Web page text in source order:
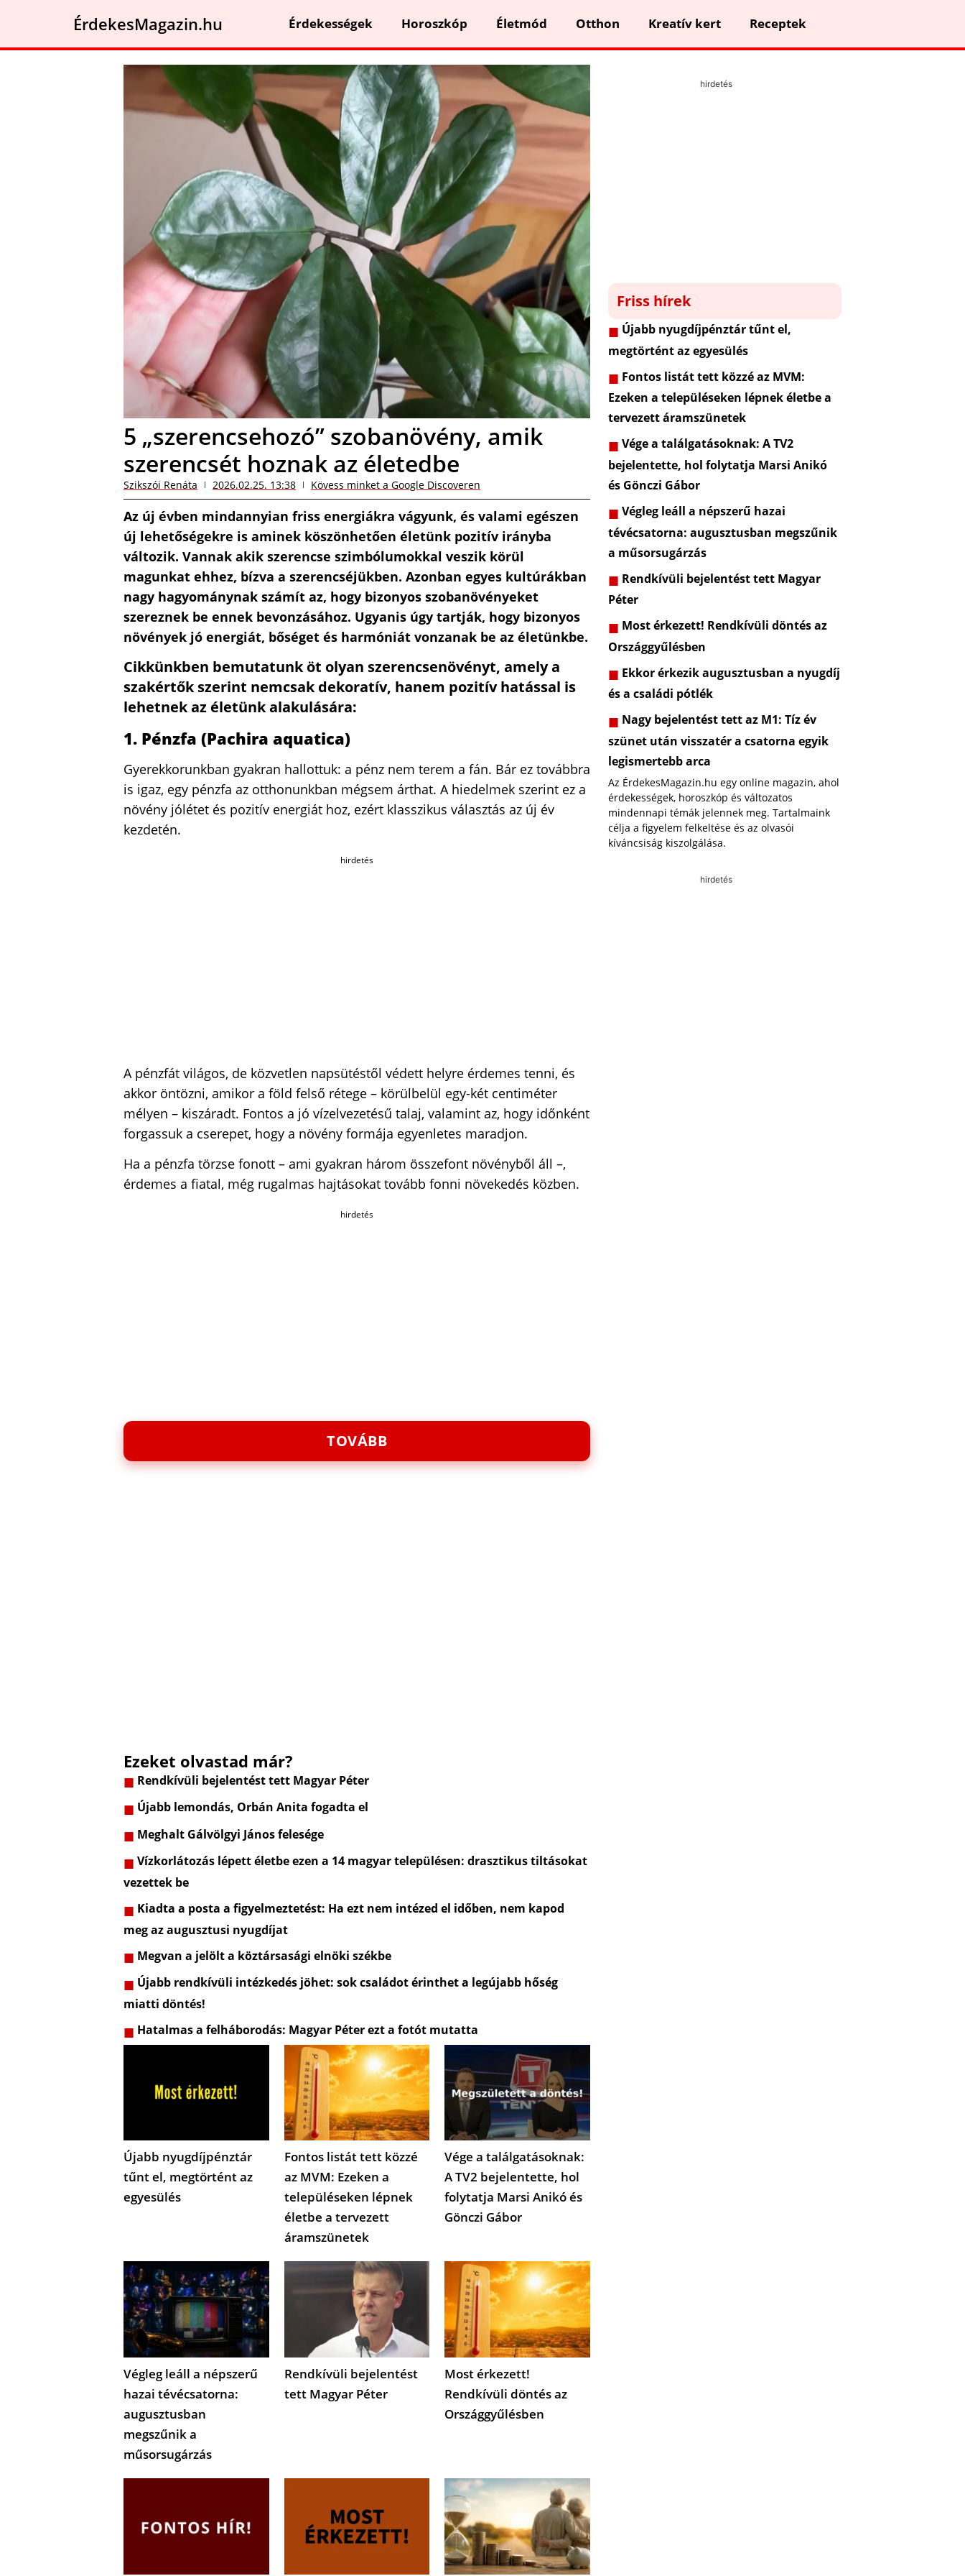
ÉrdekesMagazin.hu Érdekességek Horoszkóp Életmód Otthon Kreatív kert Receptek
5 „szerencsehozó” szobanövény, amik
szerencsét hoznak az életedbe
Szikszói Renáta 2026.02.25. 13:38 Kövess minket a Google Discoveren
Az új évben mindannyian friss energiákra vágyunk, és valami egészen
új lehetőségekre is aminek köszönhetően életünk pozitív irányba
változik. Vannak akik szerencse szimbólumokkal veszik körül
magunkat ehhez, bízva a szerencséjükben. Azonban egyes kultúrákban
nagy hagyománynak számít az, hogy bizonyos szobanövényeket
szereznek be ennek bevonzásához. Ugyanis úgy tartják, hogy bizonyos
növények jó energiát, bőséget és harmóniát vonzanak be az életünkbe.
Cikkünkben bemutatunk öt olyan szerencsenövényt, amely a
szakértők szerint nemcsak dekoratív, hanem pozitív hatással is
lehetnek az életünk alakulására:
1. Pénzfa (Pachira aquatica)
Gyerekkorunkban gyakran hallottuk: a pénz nem terem a fán. Bár ez továbbra
is igaz, egy pénzfa az otthonunkban mégsem árthat. A hiedelmek szerint ez a
növény jólétet és pozitív energiát hoz, ezért klasszikus választás az új év
kezdetén.
hirdetés
A pénzfát világos, de közvetlen napsütéstől védett helyre érdemes tenni, és
akkor öntözni, amikor a föld felső rétege – körülbelül egy-két centiméter
mélyen – kiszáradt. Fontos a jó vízelvezetésű talaj, valamint az, hogy időnként
forgassuk a cserepet, hogy a növény formája egyenletes maradjon.
Ha a pénzfa törzse fonott – ami gyakran három összefont növényből áll –,
érdemes a fiatal, még rugalmas hajtásokat tovább fonni növekedés közben.
hirdetés
TOVÁBB
Ezeket olvastad már?
Rendkívüli bejelentést tett Magyar Péter
Újabb lemondás, Orbán Anita fogadta el
Meghalt Gálvölgyi János felesége
Vízkorlátozás lépett életbe ezen a 14 magyar településen: drasztikus tiltásokat
vezettek be
Kiadta a posta a figyelmeztetést: Ha ezt nem intézed el időben, nem kapod
meg az augusztusi nyugdíjat
Megvan a jelölt a köztársasági elnöki székbe
Újabb rendkívüli intézkedés jöhet: sok családot érinthet a legújabb hőség
miatti döntés!
Hatalmas a felháborodás: Magyar Péter ezt a fotót mutatta
Újabb nyugdíjpénztár
tűnt el, megtörtént az
egyesülés
Fontos listát tett közzé
az MVM: Ezeken a
településeken lépnek
életbe a tervezett
áramszünetek
Vége a találgatásoknak:
A TV2 bejelentette, hol
folytatja Marsi Anikó és
Gönczi Gábor
Végleg leáll a népszerű
hazai tévécsatorna:
augusztusban
megszűnik a
műsorsugárzás
Rendkívüli bejelentést
tett Magyar Péter
Most érkezett!
Rendkívüli döntés az
Országgyűlésben
hirdetés
Friss hírek
Újabb nyugdíjpénztár tűnt el,
megtörtént az egyesülés
Fontos listát tett közzé az MVM:
Ezeken a településeken lépnek életbe a
tervezett áramszünetek
Vége a találgatásoknak: A TV2
bejelentette, hol folytatja Marsi Anikó
és Gönczi Gábor
Végleg leáll a népszerű hazai
tévécsatorna: augusztusban megszűnik
a műsorsugárzás
Rendkívüli bejelentést tett Magyar
Péter
Most érkezett! Rendkívüli döntés az
Országgyűlésben
Ekkor érkezik augusztusban a nyugdíj
és a családi pótlék
Nagy bejelentést tett az M1: Tíz év
szünet után visszatér a csatorna egyik
legismertebb arca
Az ÉrdekesMagazin.hu egy online magazin, ahol
érdekességek, horoszkóp és változatos
mindennapi témák jelennek meg. Tartalmaink
célja a figyelem felkeltése és az olvasói
kíváncsiság kiszolgálása.
hirdetés